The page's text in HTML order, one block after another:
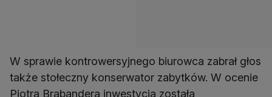
W sprawie kontrowersyjnego biurowca zabrał głos
także stołeczny konserwator zabytków. W ocenie
Piotra Brabandera inwestycja została